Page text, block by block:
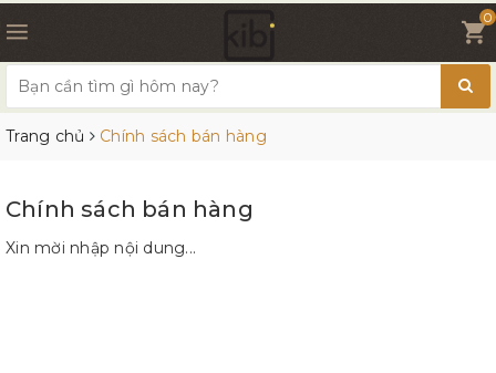
0
Trang chủ Chính sách bán hàng
Chính sách bán hàng
Xin mời nhập nội dung...